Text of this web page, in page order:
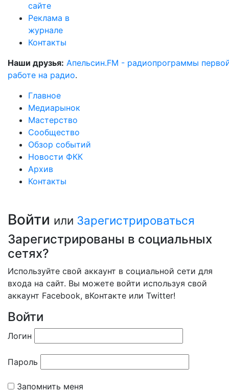
сайте
Реклама в
журнале
Контакты
Наши друзья: Апельсин.FM - радиопрограммы
работе на радио.
Главное
Медиарынок
Мастерство
Сообщество
Обзор событий
Новости ФКК
Архив
Контакты
Войти или Зарегистрироваться
Зарегистрированы в социальных
сетях?
Используйте свой аккаунт в социальной сети для
входа на сайт. Вы можете войти используя свой
аккаунт Facebook, вКонтакте или Twitter!
Войти
Логин
Пароль
Запомнить меня